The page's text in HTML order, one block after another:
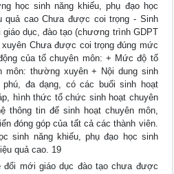
học sinh năng khiếu, phụ đạo học
quả cao Chưa được coi trọng - Sinh
dục, đào tạo (chương trình GDPT
Chưa được coi trọng đúng mức
của tổ chuyên môn: + Mức độ tổ
môn: thường xuyên + Nội dung sinh
phú, đa dạng, có các buổi sinh hoạt
hình thức tổ chức sinh hoạt chuyên
thông tin để sinh hoạt chuyên môn,
đóng góp của tất cả các thành viên.
sinh năng khiếu, phụ đạo học sinh
quả cao. 19
đổi mới giáo dục đào tạo chưa được